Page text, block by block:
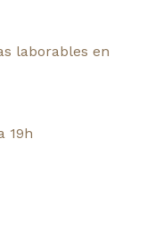
laborables en
19h